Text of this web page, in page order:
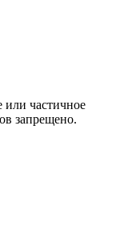
частичное
запрещено.